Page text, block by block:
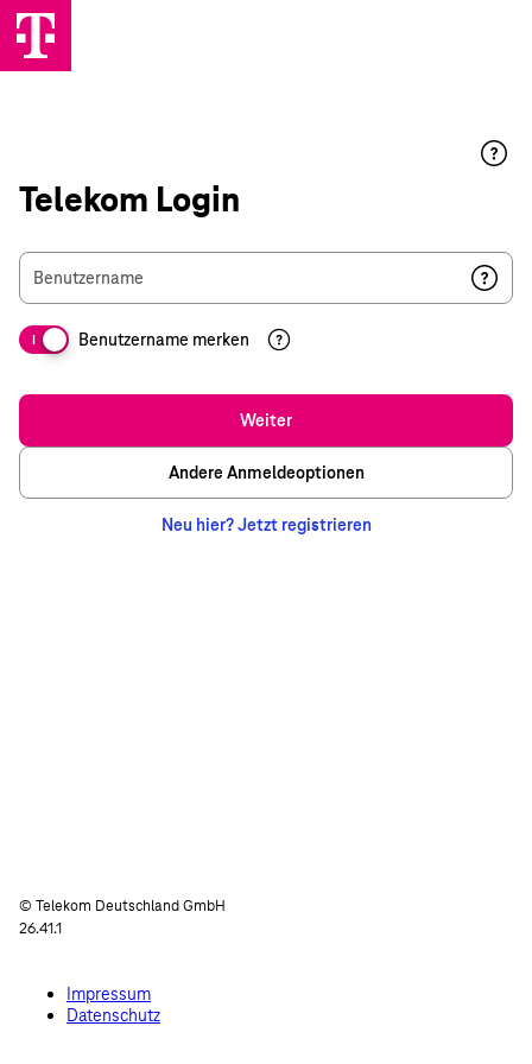
Telekom Login
Benutzername
I Benutzername merken
Weiter
Andere Anmeldeoptionen
Neu hier? Jetzt registrieren
© Telekom Deutschland GmbH
26.41.1
Impressum
Datenschutz